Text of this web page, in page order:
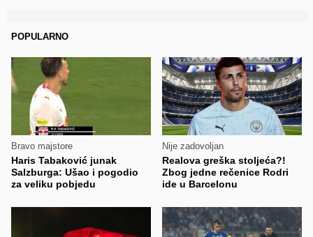
POPULARNO
Bravo majstore
Haris Tabaković junak
Salzburga: Ušao i pogodio
za veliku pobjedu
Nije zadovoljan
Realova greška stoljeća?!
Zbog jedne rečenice Rodri
ide u Barcelonu